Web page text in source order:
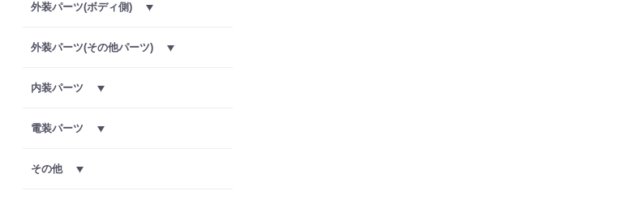
外装パーツ(ボディ側)
外装パーツ(その他パーツ)
内装パーツ
電装パーツ
その他